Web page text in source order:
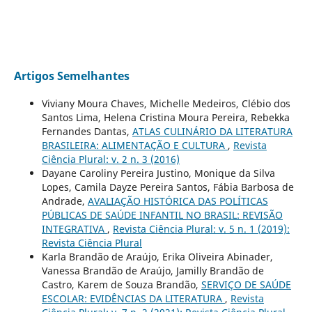
Artigos Semelhantes
Viviany Moura Chaves, Michelle Medeiros, Clébio dos
Santos Lima, Helena Cristina Moura Pereira, Rebekka
Fernandes Dantas, ATLAS CULINÁRIO DA LITERATURA
BRASILEIRA: ALIMENTAÇÃO E CULTURA , Revista
Ciência Plural: v. 2 n. 3 (2016)
Dayane Caroliny Pereira Justino, Monique da Silva
Lopes, Camila Dayze Pereira Santos, Fábia Barbosa de
Andrade, AVALIAÇÃO HISTÓRICA DAS POLÍTICAS
PÚBLICAS DE SAÚDE INFANTIL NO BRASIL: REVISÃO
INTEGRATIVA , Revista Ciência Plural: v. 5 n. 1 (2019):
Revista Ciência Plural
Karla Brandão de Araújo, Erika Oliveira Abinader,
Vanessa Brandão de Araújo, Jamilly Brandão de
Castro, Karem de Souza Brandão, SERVIÇO DE SAÚDE
ESCOLAR: EVIDÊNCIAS DA LITERATURA , Revista